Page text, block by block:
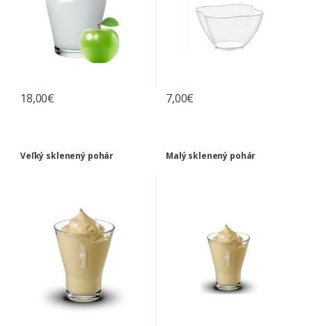
18,00€ 7,00€
Veľký sklenený pohár Malý sklenený pohár